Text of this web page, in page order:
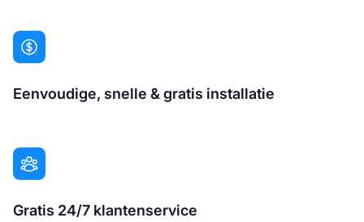
Eenvoudige, snelle & gratis installatie
Gratis 24/7 klantenservice